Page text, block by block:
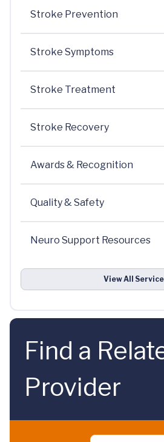
Stroke Prevention
Stroke Symptoms
Stroke Treatment
Stroke Recovery
Awards & Recognition
Quality & Safety
Neuro Support Resources
View All
Find a
Provider